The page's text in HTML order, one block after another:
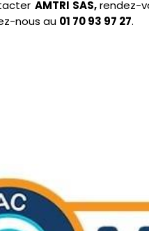
AMTRI SAS,rendez-
nous au 01 70 93 97 27.